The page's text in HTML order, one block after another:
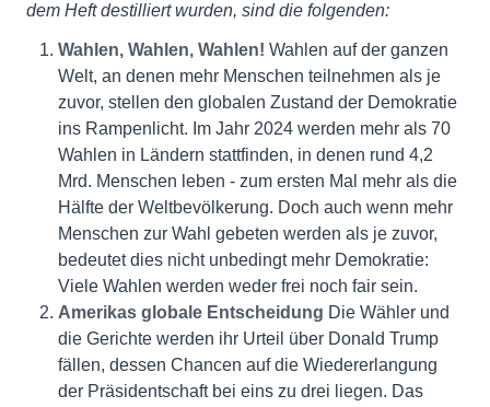
dem Heft destilliert wurden, sind die folgenden:
Wahlen, Wahlen, Wahlen! Wahlen auf der ganzen
Welt, an denen mehr Menschen teilnehmen als je
zuvor, stellen den globalen Zustand der Demokratie
ins Rampenlicht. Im Jahr 2024 werden mehr als 70
Wahlen in Ländern stattfinden, in denen rund 4,2
Mrd. Menschen leben - zum ersten Mal mehr als die
Hälfte der Weltbevölkerung. Doch auch wenn mehr
Menschen zur Wahl gebeten werden als je zuvor,
bedeutet dies nicht unbedingt mehr Demokratie:
Viele Wahlen werden weder frei noch fair sein.
Amerikas globale Entscheidung Die Wähler und
die Gerichte werden ihr Urteil über Donald Trump
fällen, dessen Chancen auf die Wiedererlangung
der Präsidentschaft bei eins zu drei liegen. Das